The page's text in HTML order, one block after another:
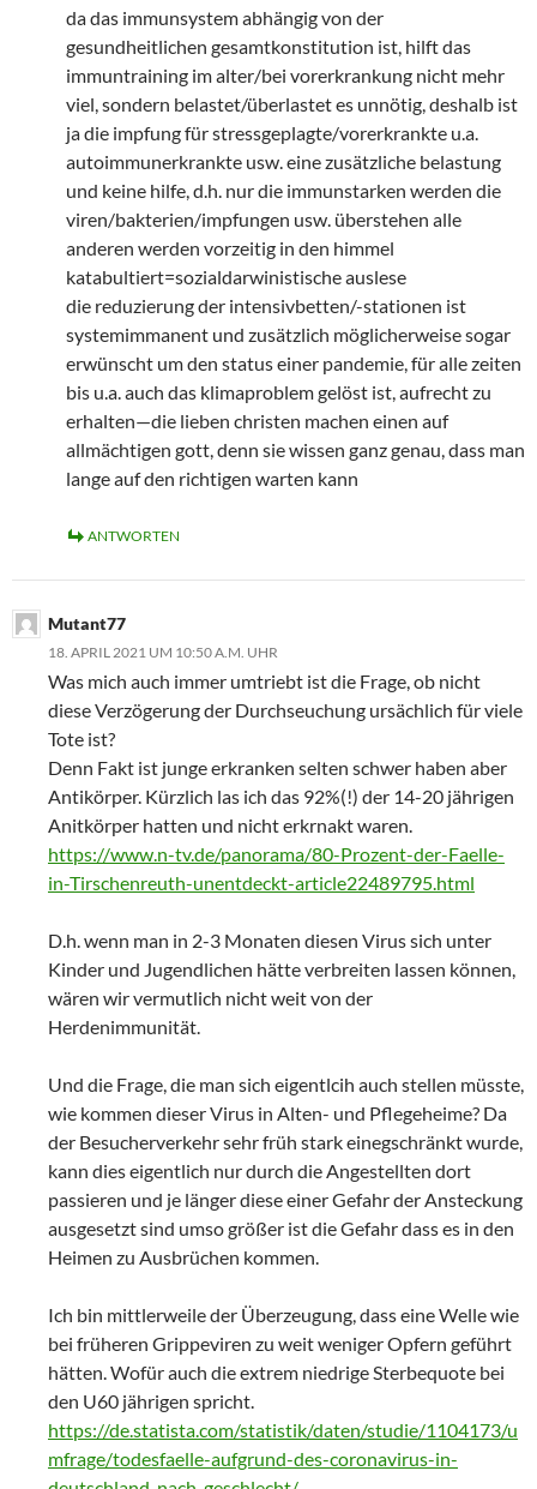
da das immunsystem abhängig von der
gesundheitlichen gesamtkonstitution ist, hilft das
immuntraining im alter/bei vorerkrankung nicht mehr
viel, sondern belastet/überlastet es unnötig, deshalb ist
ja die impfung für stressgeplagte/vorerkrankte u.a.
autoimmunerkrankte usw. eine zusätzliche belastung
und keine hilfe, d.h. nur die immunstarken werden die
viren/bakterien/impfungen usw. überstehen alle
anderen werden vorzeitig in den himmel
katabultiert=sozialdarwinistische auslese
die reduzierung der intensivbetten/-stationen ist
systemimmanent und zusätzlich möglicherweise sogar
erwünscht um den status einer pandemie, für alle zeiten
bis u.a. auch das klimaproblem gelöst ist, aufrecht zu
erhalten—die lieben christen machen einen auf
allmächtigen gott, denn sie wissen ganz genau, dass man
lange auf den richtigen warten kann
ANTWORTEN
Mutant77
18. APRIL 2021 UM 10:50 A.M. UHR
Was mich auch immer umtriebt ist die Frage, ob nicht
diese Verzögerung der Durchseuchung ursächlich für viele
Tote ist?
Denn Fakt ist junge erkranken selten schwer haben aber
Antikörper. Kürzlich las ich das 92%(!) der 14-20 jährigen
Anitkörper hatten und nicht erkrnakt waren.
https://www.n-tv.de/panorama/80-Prozent-der-Faelle-
in-Tirschenreuth-unentdeckt-article22489795.html
D.h. wenn man in 2-3 Monaten diesen Virus sich unter
Kinder und Jugendlichen hätte verbreiten lassen können,
wären wir vermutlich nicht weit von der
Herdenimmunität.
Und die Frage, die man sich eigentlcih auch stellen müsste,
wie kommen dieser Virus in Alten- und Pflegeheime? Da
der Besucherverkehr sehr früh stark einegschränkt wurde,
kann dies eigentlich nur durch die Angestellten dort
passieren und je länger diese einer Gefahr der Ansteckung
ausgesetzt sind umso größer ist die Gefahr dass es in den
Heimen zu Ausbrüchen kommen.
Ich bin mittlerweile der Überzeugung, dass eine Welle wie
bei früheren Grippeviren zu weit weniger Opfern geführt
hätten. Wofür auch die extrem niedrige Sterbequote bei
den U60 jährigen spricht.
https://de.statista.com/statistik/daten/studie/1104173/u
mfrage/todesfaelle-aufgrund-des-coronavirus-in-